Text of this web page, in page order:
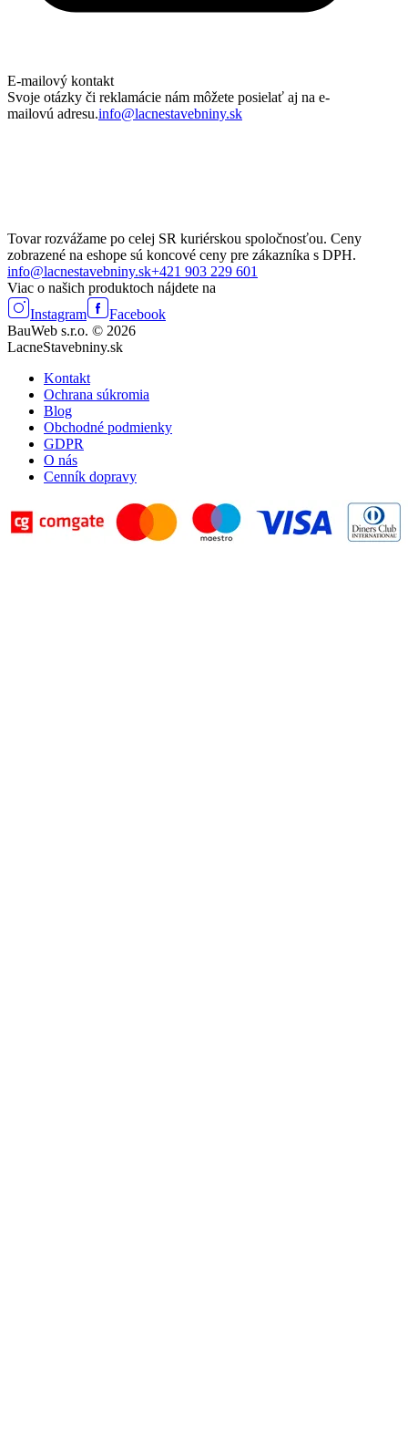
E-mailový kontakt
Svoje otázky či reklamácie nám môžete posielať aj na e-
mailovú adresu.info@lacnestavebniny.sk
Tovar rozvážame po celej SR kuriérskou spoločnosťou. Ceny
zobrazené na eshope sú koncové ceny pre zákazníka s DPH.
info@lacnestavebniny.sk+421 903 229 601
Viac o našich produktoch nájdete na
Instagram
Facebook
BauWeb s.r.o. © 2026
LacneStavebniny.sk
Kontakt
Ochrana súkromia
Blog
Obchodné podmienky
GDPR
O nás
Cenník dopravy